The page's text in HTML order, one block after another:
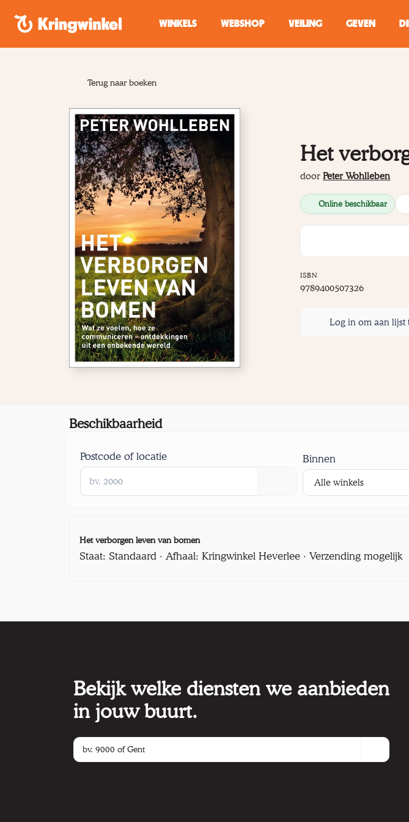
WINKELS
WEBSHOP VEILING GEVEN
Terug naar boeken
Het
doorPeter Wohlleben
Online beschikbaar
ISBN
9789400507326
Log in om aan lijst
Beschikbaarheid
Postcode of locatie Binnen
Het verborgen leven van bomen
Staat: Standaard · Afhaal: Kringwinkel Heverlee · Verzending mogelijk
Bekijk welke diensten we aanbieden
in jouw buurt.